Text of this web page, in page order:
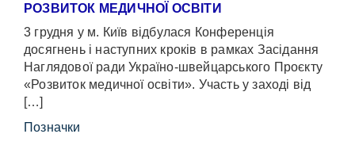
РОЗВИТОК МЕДИЧНОЇ ОСВІТИ
3 грудня у м. Київ відбулася Конференція
досягнень і наступних кроків в рамках Засідання
Наглядової ради Україно-швейцарського Проєкту
«Розвиток медичної освіти». Участь у заході від
[…]
Позначки